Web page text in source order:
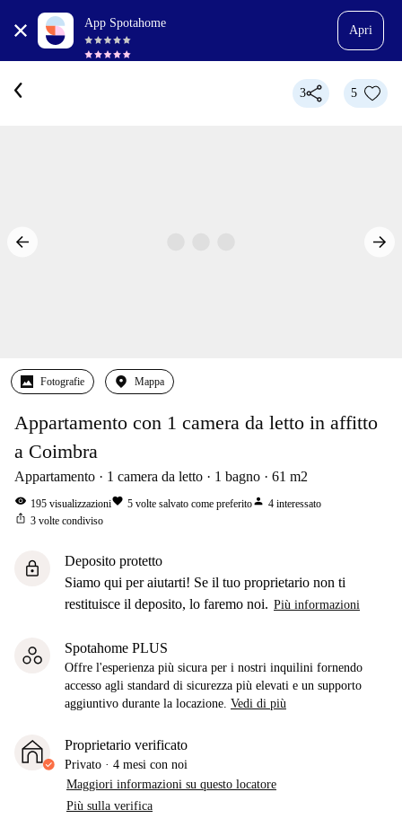
App Spotahome
Apri
3 5
Fotografie Mappa
Appartamento con 1 camera da letto in affitto
a Coimbra
Appartamento 1 camera da letto 1 bagno 61 m2
visibility 195 visualizzazionifavorite 5 volte salvato come preferitoperson 4 interessato
ios_share 3 volte condiviso
lock
Deposito protetto
Siamo qui per aiutarti! Se il tuo proprietario non ti
restituisce il deposito, lo faremo noi. Più informazioni
Spotahome PLUS
Offre l'esperienza più sicura per i nostri inquilini fornendo
accesso agli standard di sicurezza più elevati e un supporto
aggiuntivo durante la locazione. Vedi di più
Proprietario verificato
Privato · 4 mesi con noi
Maggiori informazioni su questo locatore
Più sulla verifica